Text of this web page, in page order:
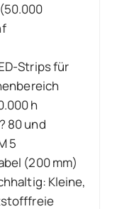
Strips für
h
80 und
5
(200 mm)
Kleine,